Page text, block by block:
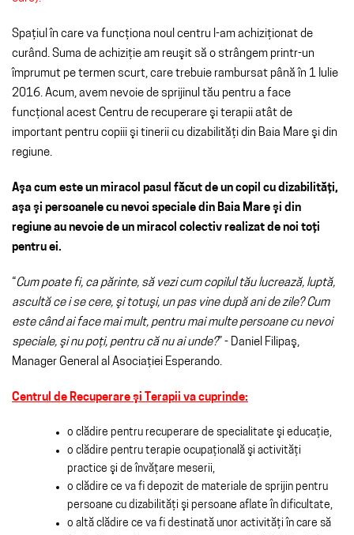
Spaţiul în care va funcţiona noul centru l-am achiziţionat de
curând. Suma de achiziţie am reuşit să o strângem printr-un
împrumut pe termen scurt, care trebuie rambursat până în 1 Iulie
2016. Acum, avem nevoie de sprijinul tău pentru a face
funcţional acest Centru de recuperare şi terapii atât de
important pentru copiii şi tinerii cu dizabilităţi din Baia Mare şi din
regiune.
Aşa cum este un miracol pasul făcut de un copil cu dizabilităţi,
aşa şi persoanele cu nevoi speciale din Baia Mare şi din
regiune au nevoie de un miracol colectiv realizat de noi toţi
pentru ei.
Cum poate fi, ca părinte, să vezi cum copilul tău lucrează, luptă,
ascultă ce i se cere, şi totuşi, un pas vine după ani de zile? Cum
este când ai face mai mult, pentru mai multe persoane cu nevoi
speciale, şi nu poţi, pentru că nu ai unde?” - Daniel Filipaş,
Manager General al Asociaţiei Esperando.
Centrul de Recuperare şi Terapii va cuprinde:
o clădire pentru recuperare de specialitate şi educaţie,
o clădire pentru terapie ocupaţională şi activităţi
practice şi de învăţare meserii,
o clădire ce va fi depozit de materiale de sprijin pentru
persoane cu dizabilităţi şi persoane aflate în dificultate,
o altă clădire ce va fi destinată unor activităţi în care să